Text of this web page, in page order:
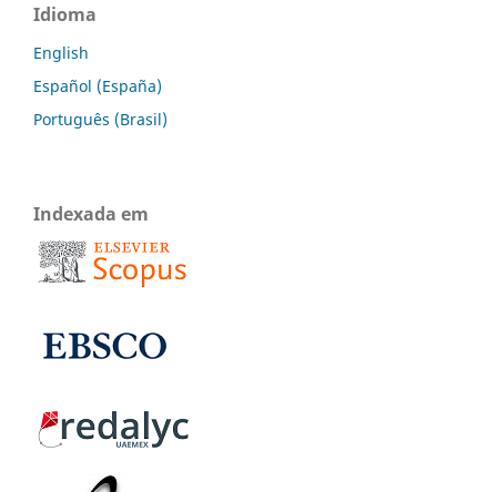
Idioma
English
Español (España)
Português (Brasil)
Indexada em